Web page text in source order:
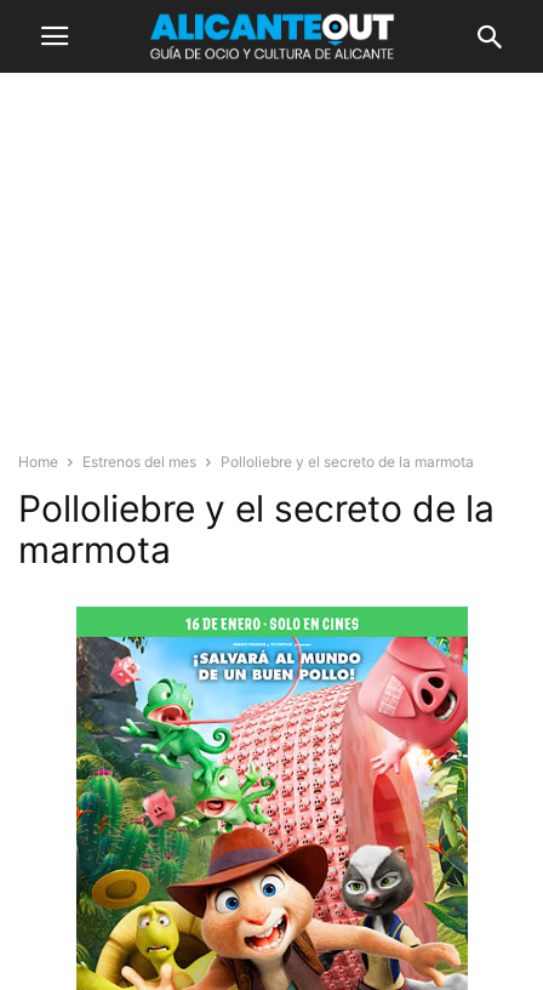
Home Estrenos del mes Polloliebre y el secreto de la marmota
Polloliebre y el secreto de la
marmota